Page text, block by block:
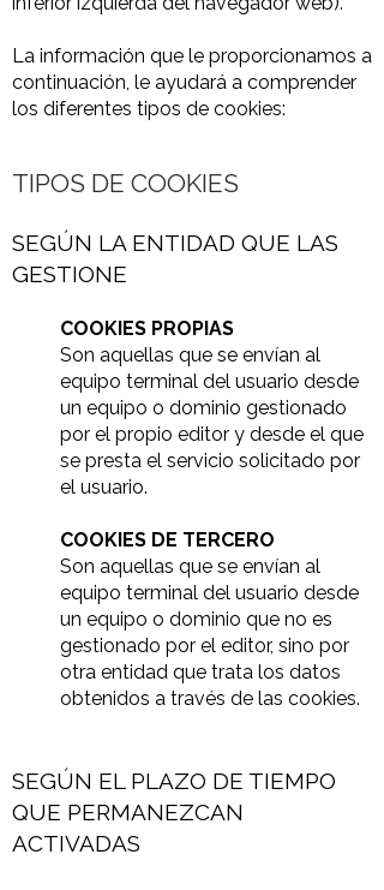
La información que le proporcionamos a
continuación, le ayudará a comprender
los diferentes tipos de cookies:
TIPOS DE COOKIES
SEGÚN LA ENTIDAD QUE LAS
GESTIONE
COOKIES PROPIAS
Son aquellas que se envían al
equipo terminal del usuario desde
un equipo o dominio gestionado
por el propio editor y desde el que
se presta el servicio solicitado por
el usuario.
COOKIES DE TERCERO
Son aquellas que se envían al
equipo terminal del usuario desde
un equipo o dominio que no es
gestionado por el editor, sino por
otra entidad que trata los datos
obtenidos a través de las cookies.
SEGÚN EL PLAZO DE TIEMPO
QUE PERMANEZCAN
ACTIVADAS